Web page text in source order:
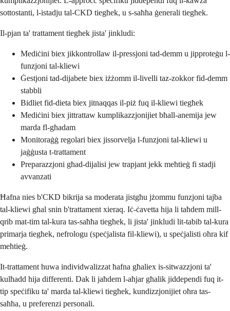
sottostanti, l-istadju tal-CKD tiegħek, u s-saħħa ġenerali tiegħek.
Il-pjan ta' trattament tiegħek jista' jinkludi:
Mediċini biex jikkontrollaw il-pressjoni tad-demm u jipproteġu l-
funzjoni tal-kliewi
Ġestjoni tad-dijabete biex iżżomm il-livelli taz-zokkor fid-demm
stabbli
Bidliet fid-dieta biex jitnaqqas il-piż fuq il-kliewi tiegħek
Mediċini biex jittrattaw kumplikazzjonijiet bħall-anemija jew
marda fl-għadam
Monitoraġġ regolari biex jissorvelja l-funzjoni tal-kliewi u
jaġġusta t-trattament
Preparazzjoni għad-dijalisi jew trapjant jekk meħtieġ fi stadji
avvanzati
Ħafna nies b'CKD bikrija sa moderata jistgħu jżommu funzjoni tajba
tal-kliewi għal snin b'trattament xieraq. Iċ-ċavetta hija li taħdem mill-
qrib mat-tim tal-kura tas-saħħa tiegħek, li jista' jinkludi lit-tabib tal-kura
primarja tiegħek, nefrologu (speċjalista fil-kliewi), u speċjalisti oħra kif
meħtieġ.
It-trattament huwa individwalizzat ħafna għaliex is-sitwazzjoni ta'
kulħadd hija differenti. Dak li jaħdem l-aħjar għalik jiddependi fuq it-
tip speċifiku ta' marda tal-kliewi tiegħek, kundizzjonijiet oħra tas-
saħħa, u preferenzi personali.